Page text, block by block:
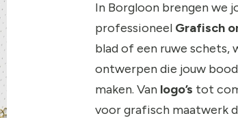
In Borgloon brengen we
professioneel Grafisch
blad of een ruwe schets,
ontwerpen die jouw
maken. Van logo’s tot
voor grafisch maatwerk